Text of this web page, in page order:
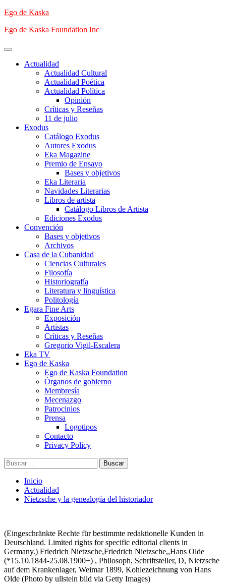
Saltar
contenido
Ego de Kaska
Ego de Kaska Foundation Inc
Menú
principalActualidad
Actualidad Cultural
Actualidad Poética
Actualidad Política
Opinión
Críticas y Reseñas
11 de julio
Exodus
Catálogo Exodus
Autores Exodus
Eka Magazine
Premio de Ensayo
Bases y objetivos
Eka Literaria
Navidades Literarias
Libros de artista
Catálogo Libros de Artista
Ediciones Exodus
Convención
Bases y objetivos
Archivos
Casa de la Cubanidad
Ciencias Culturales
Filosofía
Historiografía
Literatura y linguística
Politología
Egara Fine Arts
Exposición
Artistas
Críticas y Reseñas
Gregorio Vigil-Escalera
Eka TV
Ego de Kaska
Ego de Kaska Foundation
Órganos de gobierno
Membresía
Mecenazgo
Patrocinios
Prensa
Logotipos
Contacto
Privacy Policy
Buscar:
Inicio
Actualidad
Nietzsche y la genealogía del historiador
(Eingeschränkte Rechte für bestimmte redaktionelle Kunden in
Deutschland. Limited rights for specific editorial clients in
Germany.) Friedrich Nietzsche,Friedrich Nietzsche,,Hans Olde
(*15.10.1844-25.08.1900+) , Philosoph, Schriftsteller, D, Nietzsche
auf dem Krankenlager, Weimar 1899, Kohlezeichnung von Hans
Olde (Photo by ullstein bild via Getty Images)